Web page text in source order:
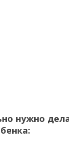
нужно